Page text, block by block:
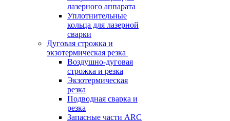
лазерного аппарата
Уплотнительные
кольца для лазерной
сварки
Дуговая строжка и
экзотермическая резка
Воздушно-дуговая
строжка и резка
Экзотермическая
резка
Подводная сварка и
резка
Запасные части ARC